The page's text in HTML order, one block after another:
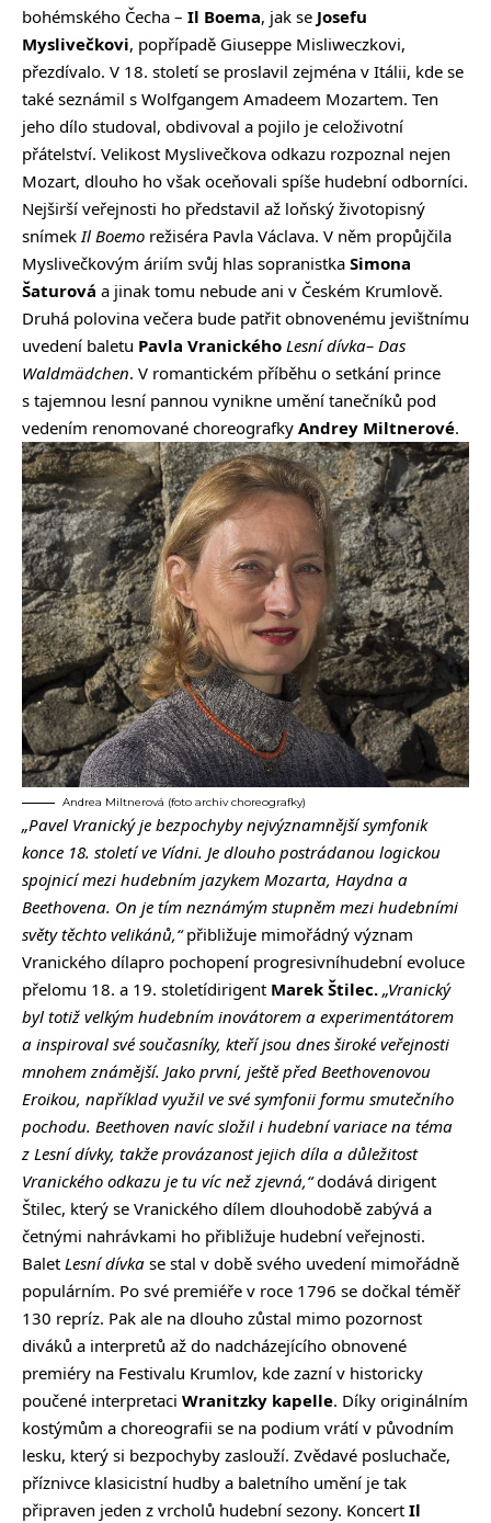
bohémského Čecha – Il Boema, jak se Josefu
Myslivečkovi, popřípadě Giuseppe Misliweczkovi,
přezdívalo. V 18. století se proslavil zejména v Itálii, kde se
také seznámil s Wolfgangem Amadeem Mozartem. Ten
jeho dílo studoval, obdivoval a pojilo je celoživotní
přátelství. Velikost Myslivečkova odkazu rozpoznal nejen
Mozart, dlouho ho však oceňovali spíše hudební odborníci.
Nejširší veřejnosti ho představil až loňský životopisný
snímek Il Boemo režiséra Pavla Václava. V něm propůjčila
Myslivečkovým áriím svůj hlas sopranistka Simona
Šaturová a jinak tomu nebude ani v Českém Krumlově.
Druhá polovina večera bude patřit obnovenému jevištnímu
uvedení baletu Pavla Vranického Lesní dívka– Das
Waldmädchen. V romantickém příběhu o setkání prince
s tajemnou lesní pannou vynikne umění tanečníků pod
vedením renomované choreografky Andrey Miltnerové.
Andrea Miltnerová (foto archiv choreografky)
„Pavel Vranický je bezpochyby nejvýznamnější symfonik
konce 18. století ve Vídni. Je dlouho postrádanou logickou
spojnicí mezi hudebním jazykem Mozarta, Haydna a
Beethovena. On je tím neznámým stupněm mezi hudebními
světy těchto velikánů,“přibližuje mimořádný význam
Vranického dílapro pochopení progresivníhudební evoluce
přelomu 18. a 19. stoletídirigent Marek Štilec. „Vranický
byl totiž velkým hudebním inovátorem a experimentátorem
a inspiroval své současníky, kteří jsou dnes široké veřejnosti
mnohem známější. Jako první, ještě před Beethovenovou
Eroikou, například využil ve své symfonii formu smutečního
pochodu. Beethoven navíc složil i hudební variace na téma
z Lesní dívky, takže provázanost jejich díla a důležitost
Vranického odkazu je tu víc než zjevná,“dodává dirigent
Štilec, který se Vranického dílem dlouhodobě zabývá a
četnými nahrávkami ho přibližuje hudební veřejnosti.
Balet Lesní dívka se stal v době svého uvedení mimořádně
populárním. Po své premiéře v roce 1796 se dočkal téměř
130 repríz. Pak ale na dlouho zůstal mimo pozornost
diváků a interpretů až do nadcházejícího obnovené
premiéry na Festivalu Krumlov, kde zazní v historicky
poučené interpretaci Wranitzky kapelle. Díky originálním
kostýmům a choreografii se na podium vrátí v původním
lesku, který si bezpochyby zaslouží. Zvědavé posluchače,
příznivce klasicistní hudby a baletního umění je tak
připraven jeden z vrcholů hudební sezony. Koncert Il